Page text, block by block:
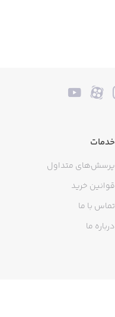
خدمات
پرسش‌های متداول
قوانین خرید
تماس با ما
درباره ما